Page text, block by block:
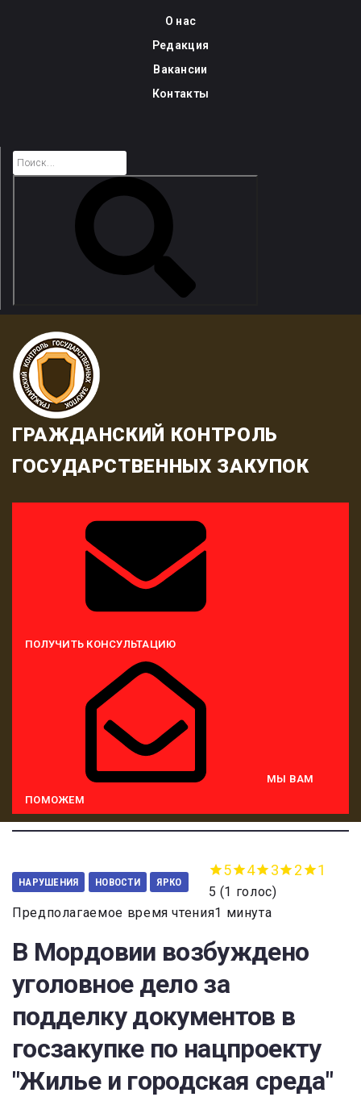
О нас
Редакция
Вакансии
Контакты
ГРАЖДАНСКИЙ КОНТРОЛЬ
ГОСУДАРСТВЕННЫХ ЗАКУПОК
ПОЛУЧИТЬ КОНСУЛЬТАЦИЮ
МЫ ВАМ
ПОМОЖЕМ
НАРУШЕНИЯ НОВОСТИ ЯРКО
5 4 3 2 1
5 (1 голос)
Предполагаемое время чтения1 минута
В Мордовии возбуждено
уголовное дело за
подделку документов в
госзакупке по нацпроекту
"Жилье и городская среда"